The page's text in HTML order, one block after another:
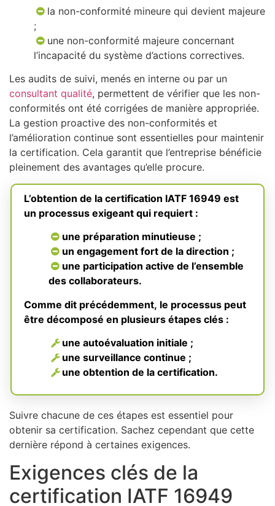
la non-conformité mineure qui devient majeure
;
une non-conformité majeure concernant
l’incapacité du système d’actions correctives.
Les audits de suivi, menés en interne ou par un
consultant qualité, permettent de vérifier que les non-
conformités ont été corrigées de manière appropriée.
La gestion proactive des non-conformités et
l’amélioration continue sont essentielles pour maintenir
la certification. Cela garantit que l’entreprise bénéficie
pleinement des avantages qu’elle procure.
L’obtention de la certification IATF 16949 est
un processus exigeant qui requiert :
une préparation minutieuse ;
un engagement fort de la direction ;
une participation active de l’ensemble
des collaborateurs.
Comme dit précédemment, le processus peut
être décomposé en plusieurs étapes clés :
une autoévaluation initiale ;
une surveillance continue ;
une obtention de la certification.
Suivre chacune de ces étapes est essentiel pour
obtenir sa certification. Sachez cependant que cette
dernière répond à certaines exigences.
Exigences clés de la
certification IATF 16949